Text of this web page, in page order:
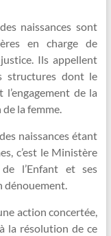
naissances sont
en charge de
Ils appellent
structures dont le
de la
la femme.
naissances étant
c’est le Ministère
l’Enfant et ses
dénouement.
action concertée,
la résolution de ce